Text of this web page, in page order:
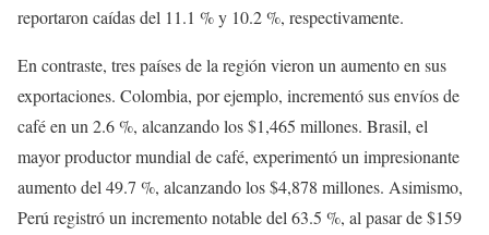
reportaron caídas del 11.1 % y 10.2 %, respectivamente.
En contraste, tres países de la región vieron un aumento en sus
exportaciones. Colombia, por ejemplo, incrementó sus envíos de
café en un 2.6 %, alcanzando los $1,465 millones. Brasil, el
mayor productor mundial de café, experimentó un impresionante
aumento del 49.7 %, alcanzando los $4,878 millones. Asimismo,
Perú registró un incremento notable del 63.5 %, al pasar de $159